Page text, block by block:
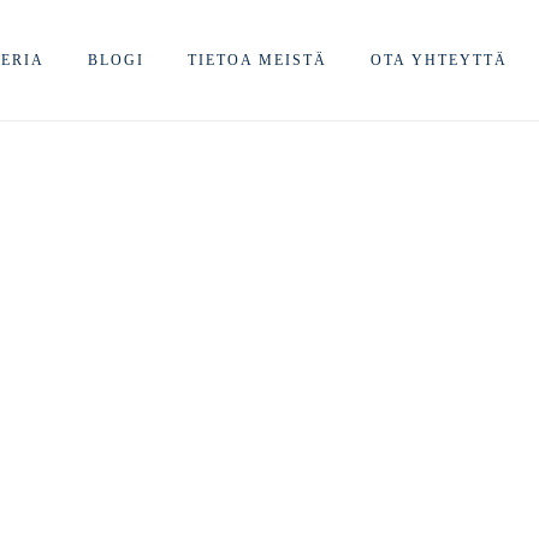
BLOGI TIETOA MEISTÄ OTA YHTEYTTÄ